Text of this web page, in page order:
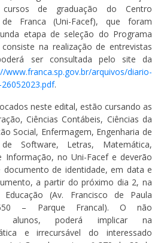
de graduação do Centro
de Franca (Uni-Facef), que foram
etapa de seleção do Programa
na realização de entrevistas
ser consultada pelo site da
www.franca.sp.gov.br/arquivos/diario-
.
neste edital, estão cursando as
Ciências Contábeis, Ciências da
Social, Enfermagem, Engenharia de
de Software, Letras, Matemática,
Informação, no Uni-Facef e deverão
de identidade, em data e
a partir do próximo dia 2, na
(Av. Francisco de Paula
– Parque Francal). O não
alunos, poderá implicar na
e irrecursável do interessado